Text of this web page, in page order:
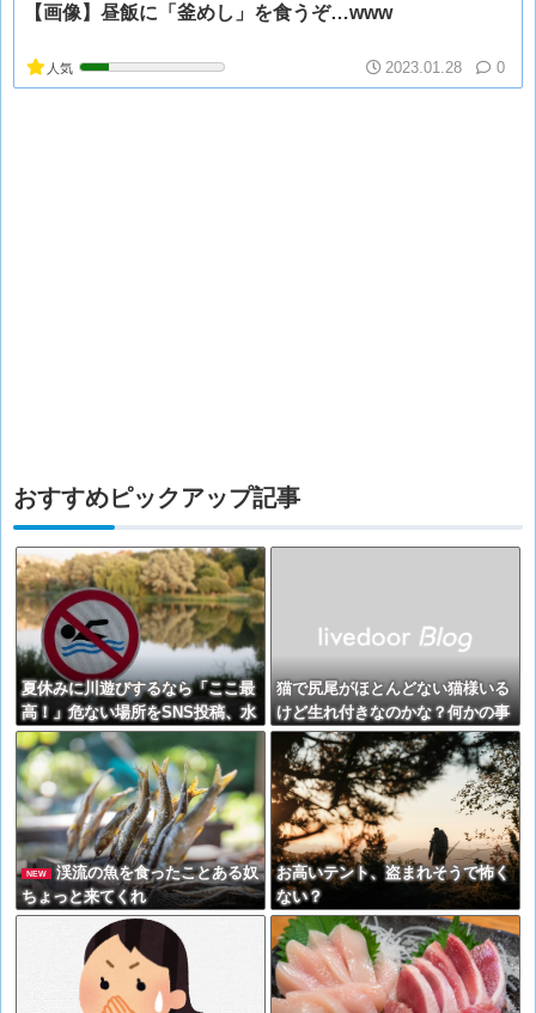
【画像】昼飯に「釜めし」を食うぞ…www
人気 2023.01.28 0
おすすめピックアップ記事
夏休みに川遊びするなら「ここ最
高！」危ない場所をSNS投稿、水
難事故が起きたら法的責任を問わ
れる？ 福岡県八女市の星野川
猫で尻尾がほとんどない猫様いる
けど生れ付きなのかな？何かの事
故？→しっぽが短い猫は○○から広
まったらしい。【再】
NEW
渓流の魚を食ったことある奴
ちょっと来てくれ
お高いテント、盗まれそうで怖く
ない？